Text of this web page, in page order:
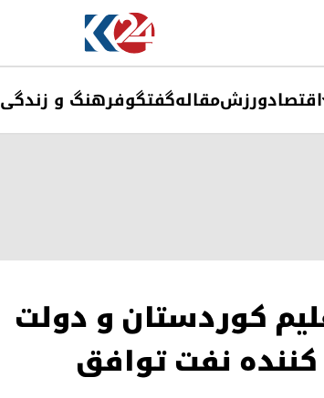
اقتصادورزشمقالهگفتگوفرهنگ و زندگی
کوردستان و دولت
نفت توافق